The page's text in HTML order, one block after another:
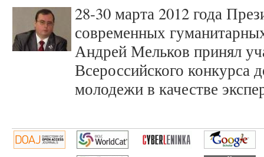
28-30 марта 2012 года
современных
Андрей Мельков принял
Всероссийского конкурса
молодежи в качестве